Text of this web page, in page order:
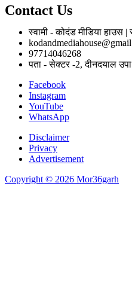
Contact Us
स्वामी - कोदंड मीडिया हाउस
97714046268
पता - सेक्टर -2, दीनदयाल
Facebook
Instagram
YouTube
WhatsApp
Disclaimer
Privacy
Advertisement
Copyright © 2026 Mor36garh